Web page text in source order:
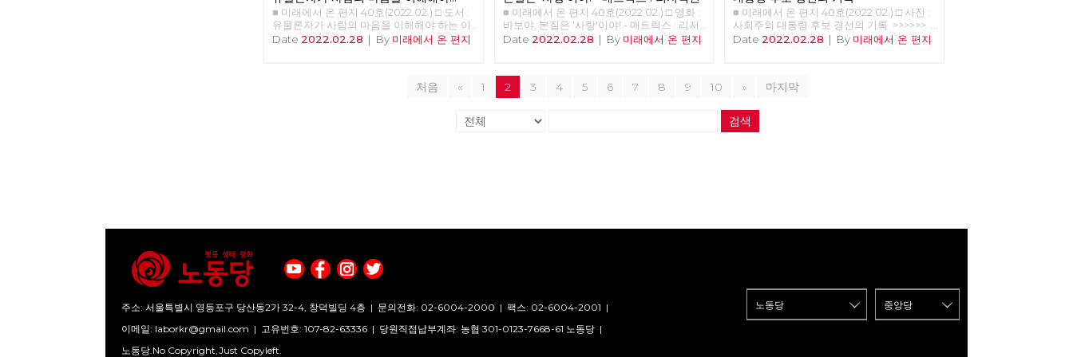
하는 이유
■ 미래에서 온 편지 40호(2022.02.) □ 도서 :
유물론자가 사람의 마음을 이해해야 하는 이
유 >>>>>> 업로드 준비중 <<<<<<
Date 2022.02.28 | By 미래에서 온 편지
■ 미래에서 온 편지 40호(2022.02.) □ 영화 :
바보야, 본질은 '사랑'이야! - 매트릭스 : 리저
렉션 >>>>>> 업로드 준비중 <<<<<<
Date 2022.02.28 | By 미래에서 온 편지
■ 미래에서 온 편지 40호(2022.02.) □ 사진 :
사회주의 대통령 후보 경선의 기록 >>>>>>
업로드 준비중 <<<<<<
Date 2022.02.28 | By 미래에서 온 편지
처음 « 1 2 3 4 5 6 7 8 9 10 » 마지막
검색
주소: 서울특별시 영등포구 당산동2가 32-4, 창덕빌딩 4층 | 문의전화: 02-6004-2000 | 팩스: 02-6004-2001 |
이메일: laborkr@gmail.com | 고유번호: 107-82-63336 | 당원직접납부계좌: 농협 301-0123-7668-61 노동당 |
노동당.No Copyright,Just Copyleft.